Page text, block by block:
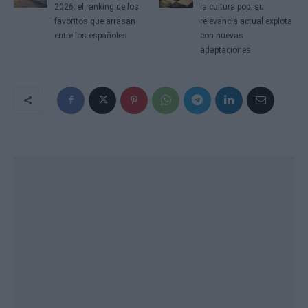
2026: el ranking de los
favoritos que arrasan
entre los españoles
la cultura pop: su
relevancia actual explota
con nuevas
adaptaciones